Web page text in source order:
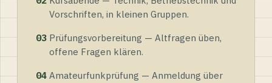
Vorschriften, in kleinen Gruppen.
03 Prüfungsvorbereitung — Altfragen üben,
offene Fragen klären.
04 Amateurfunkprüfung — Anmeldung über